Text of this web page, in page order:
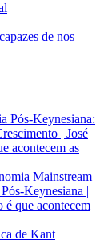
de nos
Pós-Keynesiana:
| José
acontecem as
Mainstream
Keynesiana |
que acontecem
de Kant